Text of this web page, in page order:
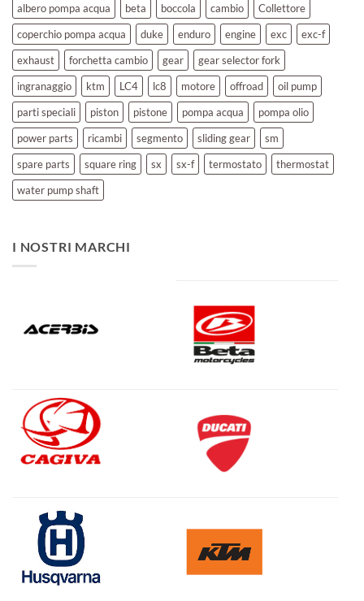
albero pompa acqua
beta boccola cambio
Collettore
coperchio pompa acqua
duke enduro engine exc
exc-f
exhaust
forchetta cambio gear
gear selector fork
ingranaggio
ktm LC4 lc8 motore offroad
oil pump
parti speciali
piston pistone pompa acqua
pompa olio
power parts
ricambi segmento sliding gear
sm
spare parts
square ring sx sx-f termostato
thermostat
water pump shaft
I NOSTRI MARCHI